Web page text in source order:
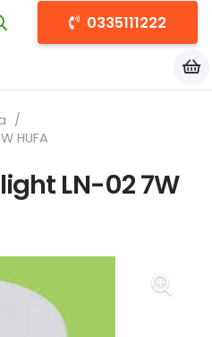
0335111222
/
HUFA
LN-02 7W